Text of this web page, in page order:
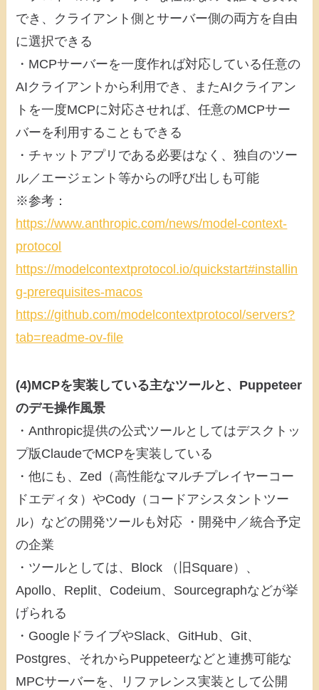
でき、クライアント側とサーバー側の両方を自由
に選択できる
・MCPサーバーを一度作れば対応している任意の
AIクライアントから利用でき、またAIクライアン
トを一度MCPに対応させれば、任意のMCPサー
バーを利用することもできる
・チャットアプリである必要はなく、独自のツー
ル／エージェント等からの呼び出しも可能
※参考：
https://www.anthropic.com/news/model-context-
protocol
https://modelcontextprotocol.io/quickstart#installin
g-prerequisites-macos
https://github.com/modelcontextprotocol/servers?
tab=readme-ov-file
(4)MCPを実装している主なツールと、Puppeteer
のデモ操作風景
・Anthropic提供の公式ツールとしてはデスクトッ
プ版ClaudeでMCPを実装している
・他にも、Zed（高性能なマルチプレイヤーコー
ドエディタ）やCody（コードアシスタントツー
ル）などの開発ツールも対応 ・開発中／統合予定
の企業
・ツールとしては、Block （旧Square）、
Apollo、Replit、Codeium、Sourcegraphなどが挙
げられる
・GoogleドライブやSlack、GitHub、Git、
Postgres、それからPuppeteerなどと連携可能な
MPCサーバーを、リファレンス実装として公開